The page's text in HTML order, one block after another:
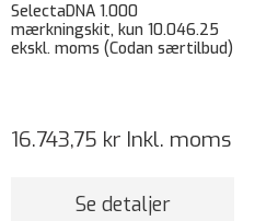
SelectaDNA 1.000
mærkningskit, kun 10.046.25
ekskl. moms (Codan særtilbud)
16.743,75 kr Inkl. moms
Se detaljer